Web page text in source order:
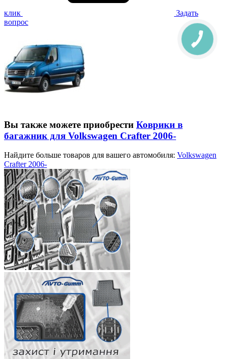
клик
Задать
вопрос
Вы также можете приобрести Коврики в
багажник для Volkswagen Crafter 2006-
Найдите больше товаров для вашего автомобиля: Volkswagen
Crafter 2006-